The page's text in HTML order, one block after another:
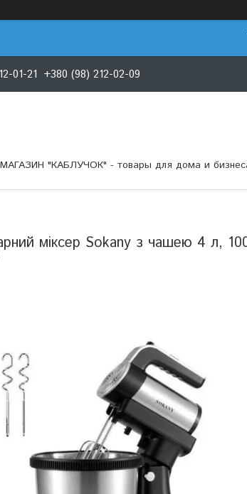
01-21 +380 (98) 212-02-09
"КАБЛУЧОК" - товары для дома и
міксер Sokany з чашею 4 л,